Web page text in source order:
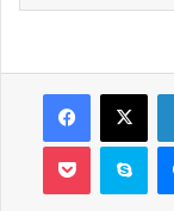
Facebook
X
Pocket